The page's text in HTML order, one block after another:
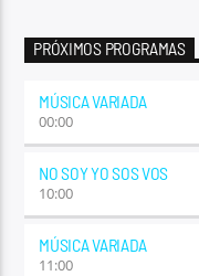
PRÓXIMOS PROGRAMAS
MÚSICA VARIADA
00:00
NO SOY YO SOS VOS
10:00
MÚSICA VARIADA
11:00